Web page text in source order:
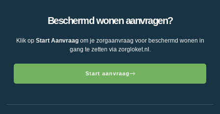
Beschermd wonen aanvragen?
Klik op Start Aanvraagom je zorgaanvraag voor beschermd wonen in
gang te zetten via zorgloket.nl.
Start aanvraag